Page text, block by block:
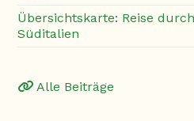
Übersichtskarte: Reise
Süditalien
Alle Beiträge